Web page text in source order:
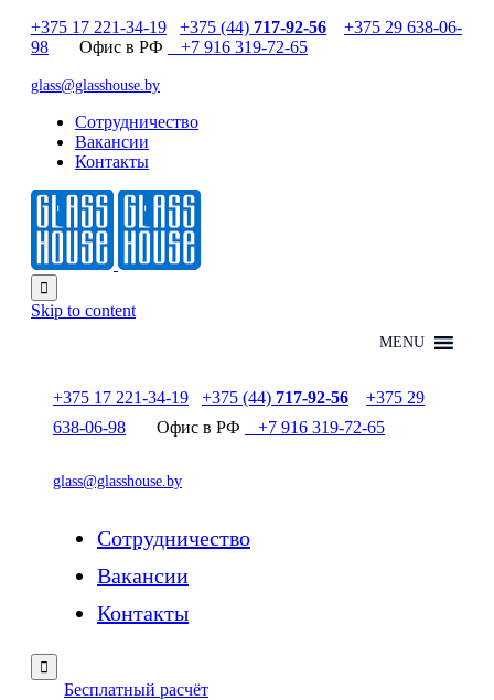
+375 17 221-34-19 +375 (44) 717-92-56
+375 29 638-06-
98 Офис в РФ +7 916 319-72-65
glass@glasshouse.by
Сотрудничество
Вакансии
Контакты

Skip to content
MENU
+375 17 221-34-19 +375 (44) 717-92-56
+375 29
638-06-98 Офис в РФ +7 916 319-72-65
glass@glasshouse.by
Сотрудничество
Вакансии
Контакты

Бесплатный расчёт